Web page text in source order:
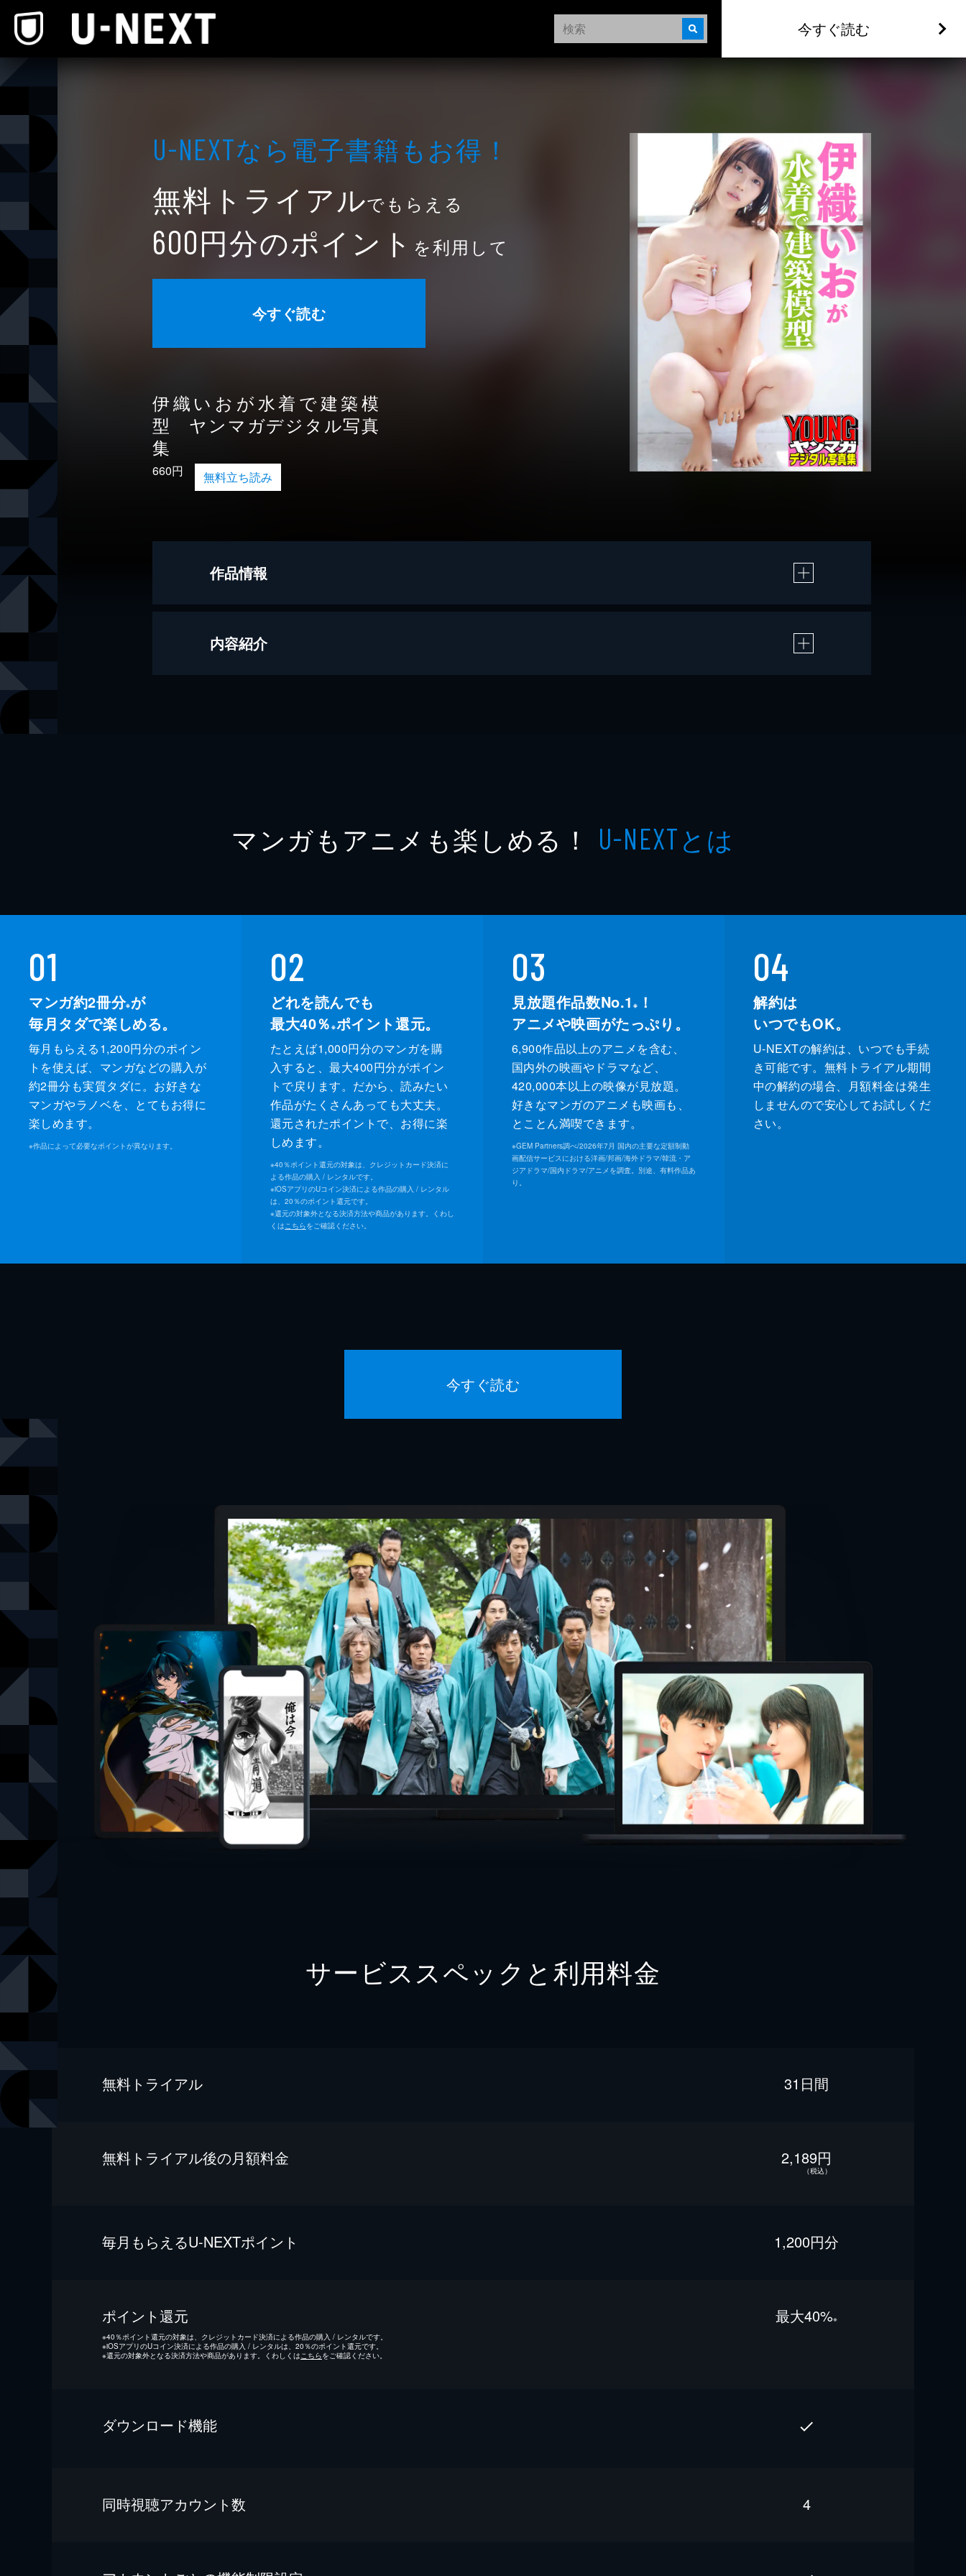
今すぐ読む
U-NEXTなら電⼦書籍もお得！
無料トライアルでもらえる
600円分のポイント を利用して
今すぐ読む
伊織いおが水着で建築模
型 ヤンマガデジタル写真
集
660円 無料立ち読み
作品情報
モデル
内容紹介
マンガもアニメも楽しめる！ U-NEXTとは
01
マンガ約2冊分※が
毎月タダで楽しめる。
毎月もらえる1,200円分のポイン
トを使えば、マンガなどの購入が
約2冊分も実質タダに。お好きな
マンガやラノベを、とてもお得に
楽しめます。
※作品によって必要なポイントが異なります。
02
どれを読んでも
最大40％ ※ポイント還元。
たとえば1,000円分のマンガを購
入すると、最大400円分がポイン
トで戻ります。だから、読みたい
作品がたくさんあっても大丈夫。
還元されたポイントで、お得に楽
しめます。
※40％ポイント還元の対象は、クレジットカード決済に
よる作品の購入 / レンタルです。
※iOSアプリのUコイン決済による作品の購入 / レンタル
は、20％のポイント還元です。
※還元の対象外となる決済方法や商品があります。くわし
くはこちらをご確認ください。
03
見放題作品数No.1 ※
！
アニメや映画がたっぷり。
6,900作品以上のアニメを含む、
国内外の映画やドラマなど、
420,000本以上の映像が見放題。
好きなマンガのアニメも映画も、
とことん満喫できます。
※GEM Partners調べ/2026年7⽉ 国内の主要な定額制動
画配信サービスにおける洋画/邦画/海外ドラマ/韓流・ア
ジアドラマ/国内ドラマ/アニメを調査。別途、有料作品あ
り。
04
解約は
いつでもOK。
U-NEXTの解約は、いつでも手続
き可能です。無料トライアル期間
中の解約の場合、月額料金は発生
しませんので安心してお試しくだ
さい。
今すぐ読む
サービススペックと利用料金
無料トライアル 31日間
無料トライアル後の⽉額料金 2,189円
（税込）
毎⽉もらえるU-NEXTポイント 1,200円分
ポイント還元 最⼤40%※
※40％ポイント還元の対象は、クレジットカード決済による作品の購入 / レンタルです。
※iOSアプリのUコイン決済による作品の購入 / レンタルは、20％のポイント還元です。
※還元の対象外となる決済方法や商品があります。くわしくはこちらをご確認ください。
ダウンロード機能
同時視聴アカウント数 4